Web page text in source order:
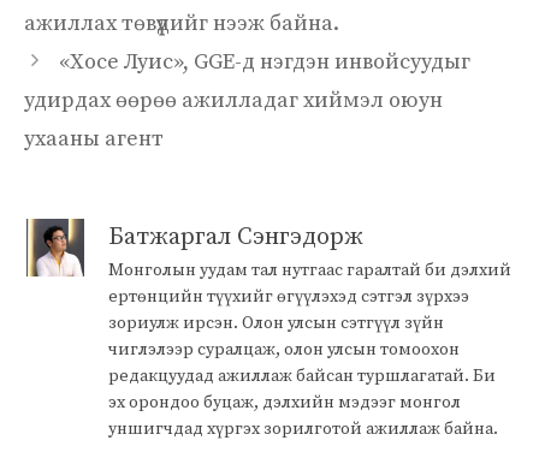
ажиллах төвүүдийг нээж байна.
«Хосе Луис», GGE-д нэгдэн инвойсуудыг
удирдах өөрөө ажилладаг хиймэл оюун
ухааны агент
Батжаргал Сэнгэдорж
Монголын уудам тал нутгаас гаралтай би дэлхий
ертөнцийн түүхийг өгүүлэхэд сэтгэл зүрхээ
зориулж ирсэн. Олон улсын сэтгүүл зүйн
чиглэлээр суралцаж, олон улсын томоохон
редакцуудад ажиллаж байсан туршлагатай. Би
эх орондоо буцаж, дэлхийн мэдээг монгол
уншигчдад хүргэх зорилготой ажиллаж байна.